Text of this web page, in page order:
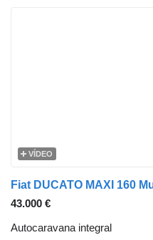
VÍDEO
Fiat DUCATO MAXI 160
43.000 €
Autocaravana integral